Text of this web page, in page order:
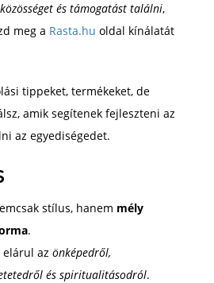
és támogatást találni,
meg a Rasta.hu oldal kínálatát
tippeket, termékeket, de
amik segítenek fejleszteni az
az egyediségedet.
stílus, hanem mély
.
elárul az önképedről,
és spiritualitásodról.